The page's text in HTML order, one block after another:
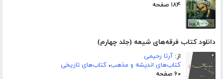
۱۸۴ صفحه
دانلود کتاب فرقه‌های شیعه (جلد چهارم)
از: آرتا رحیمی
کتاب‌های اندیشه و مذهب، کتاب‌های تاریخی
۶۰ صفحه